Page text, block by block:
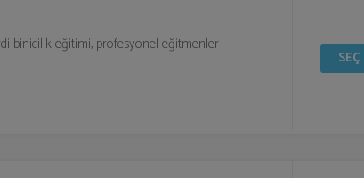
binicilik eğitimi, profesyonel eğitmenler
SEÇ